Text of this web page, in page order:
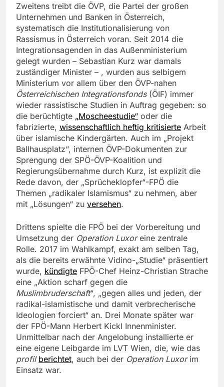
Zweitens treibt die ÖVP, die Partei der großen
Unternehmen und Banken in Österreich,
systematisch die Institutionalisierung von
Rassismus in Österreich voran. Seit 2014 die
Integrationsagenden in das Außenministerium
gelegt wurden – Sebastian Kurz war damals
zuständiger Minister – , wurden aus selbigem
Ministerium vor allem über den ÖVP-nahen
Österreichischen Integrationsfonds(ÖIF) immer
wieder rassistische Studien in Auftrag gegeben: so
die berüchtigte „Moscheestudie“ oder die
fabrizierte, wissenschaftlich heftig kritisierte Arbeit
über islamische Kindergärten. Auch im „Projekt
Ballhausplatz“, internen ÖVP-Dokumenten zur
Sprengung der SPÖ-ÖVP-Koalition und
Regierungsübernahme durch Kurz, ist explizit die
Rede davon, der „Sprücheklopfer“-FPÖ die
Themen „radikaler Islamismus“ zu nehmen, aber
mit „Lösungen“ zu versehen.
Drittens spielte die FPÖ bei der Vorbereitung und
Umsetzung der Operation Luxoreine zentrale
Rolle. 2017 im Wahlkampf, exakt am selben Tag,
als die bereits erwähnte Vidino-„Studie“ präsentiert
wurde, kündigte FPÖ-Chef Heinz-Christian Strache
eine „Aktion scharf gegen die
Muslimbruderschaft“, „gegen alles und jeden, der
radikal-islamistische und damit verbrecherische
Ideologien forciert“ an. Drei Monate später war
der FPÖ-Mann Herbert Kickl Innenminister.
Unmittelbar nach der Angelobung installierte er
eine eigene Leibgarde im LVT Wien, die, wie das
profil berichtet, auch bei der Operation Luxorim
Einsatz war.